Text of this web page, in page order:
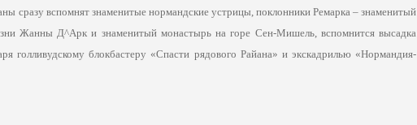
сразу вспомнят знаменитые нормандские устрицы, поклонники Ремарка – знаменитый
Жанны Д^Арк и знаменитый монастырь на горе Сен-Мишель, вспомнится высадка
голливудскому блокбастеру «Спасти рядового Райана» и экскадрилью «Нормандия-